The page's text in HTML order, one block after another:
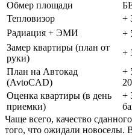
Обмер площади
Тепловизор
+
Радиация + ЭМИ
+
Замер квартиры (план от
руки)
+
План на Автокад
(AvtoCAD)
+
Оценка квартиры (в день
приемки)
+
Чаще всего, качество
того, что ожидали новоселы.